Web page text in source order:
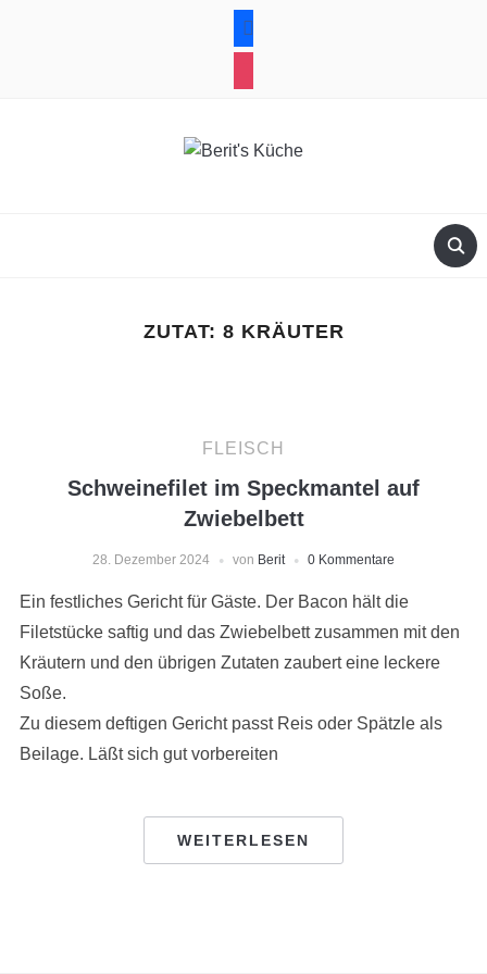
ZUTAT: 8 KRÄUTER
FLEISCH
Schweinefilet im Speckmantel auf
Zwiebelbett
28. Dezember 2024 von Berit 0 Kommentare
Ein festliches Gericht für Gäste. Der Bacon hält die
Filetstücke saftig und das Zwiebelbett zusammen mit den
Kräutern und den übrigen Zutaten zaubert eine leckere
Soße.
Zu diesem deftigen Gericht passt Reis oder Spätzle als
Beilage. Läßt sich gut vorbereiten
WEITERLESEN